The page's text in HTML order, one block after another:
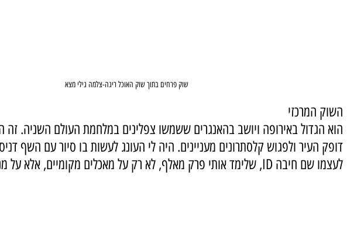
שוק פרחים בתוך שוק האוכל ריגה-צלמה גילי מצא
השוק המרכזי
הוא הגדול באירופה ויושב בהאנגרים ששמשו צפלינים במלחמת העולם השניה.
דופק העיר ולפגוש קלסתרונים מעניינים. היה לי העונג לעשות בו סיור עם השף
לעצמו שם חיבה ID, שלימד אותי פרק מאלף, לא רק על מאכלים מקומיים, אלא על מנטליות לטבית.